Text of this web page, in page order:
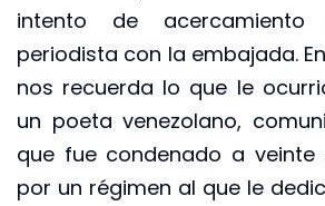
intento de
periodista con la embajada.
nos recuerda lo que le
un poeta venezolano,
que fue condenado a
por un régimen al que le